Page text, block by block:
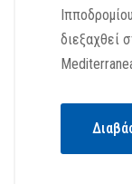
διεξαχθεί